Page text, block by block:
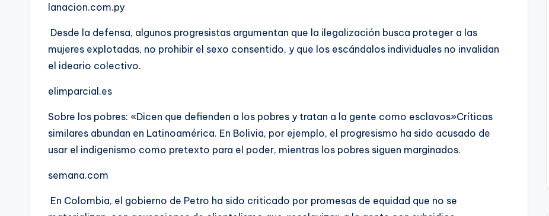
lanacion.com.py
Desde la defensa, algunos progresistas argumentan que la ilegalización busca proteger a las
mujeres explotadas, no prohibir el sexo consentido, y que los escándalos individuales no invalidan
el ideario colectivo.
elimparcial.es
Sobre los pobres: «Dicen que defienden a los pobres y tratan a la gente como esclavos»Críticas
similares abundan en Latinoamérica. En Bolivia, por ejemplo, el progresismo ha sido acusado de
usar el indigenismo como pretexto para el poder, mientras los pobres siguen marginados.
semana.com
En Colombia, el gobierno de Petro ha sido criticado por promesas de equidad que no se